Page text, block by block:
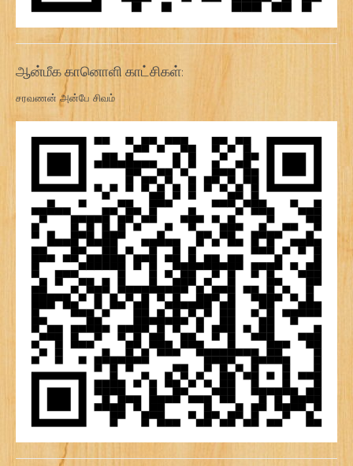
ஆன்மீக கானொளி காட்சிகள்:
சரவணன் அன்பே சிவம்